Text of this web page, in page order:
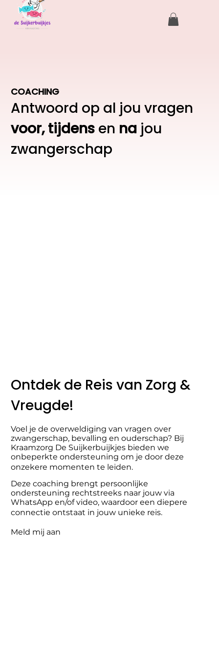
Ontdek de Reis van Zorg &
Vreugde!
Voel je de overweldiging van vragen over
zwangerschap, bevalling en ouderschap? Bij
Kraamzorg De Suijkerbuijkjes bieden we
onbeperkte ondersteuning om je door deze
onzekere momenten te leiden.
Deze coaching brengt persoonlijke
ondersteuning rechtstreeks naar jouw via
WhatsApp en/of video, waardoor een diepere
connectie ontstaat in jouw unieke reis.
Meld mij aan
COACHING
Antwoord op al jou vragen
voor,tijdens en na jou
zwangerschap